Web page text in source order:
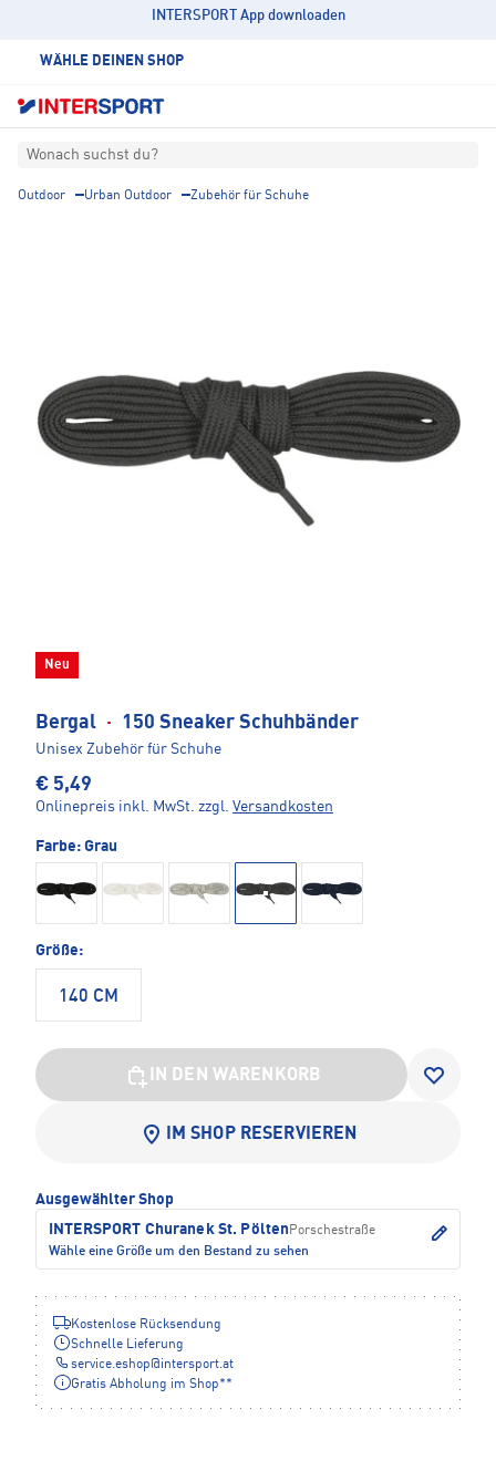
INTERSPORT App downloaden
WÄHLE DEINEN SHOP
Wonach suchst du?
Outdoor Urban Outdoor Zubehör für Schuhe
Neu
Bergal · 150 Sneaker Schuhbänder
Unisex Zubehör für Schuhe
€ 5,49
Onlinepreis inkl. MwSt. zzgl. Versandkosten
Farbe: Grau
Größe:
140 CM
IN DEN WARENKORB
IM SHOP RESERVIEREN
Ausgewählter Shop
INTERSPORT Churanek St. Pölten Porschestraße
Wähle eine Größe um den Bestand zu sehen
Kostenlose Rücksendung
Schnelle Lieferung
service.eshop@intersport.at
Gratis Abholung im Shop**